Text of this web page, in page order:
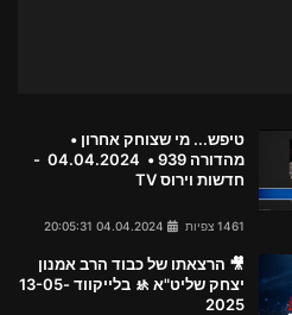
טיפש... מי שצוחק אחרון •
מהדורה 939 • 04.04.2024 -
חדשות וירוס TV
1461 צפיות
🎥 הרצאתו של כבוד הרב אמנון
יצחק שליט"א 🚸 בלייקווד 13-05-
2025